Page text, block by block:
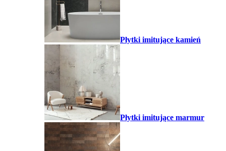
Płytki imitujące kamień
Płytki imitujące marmur